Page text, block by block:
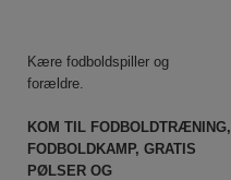
Kære fodboldspiller og
forældre.
KOM TIL FODBOLDTRÆNING,
FODBOLDKAMP, GRATIS
PØLSER OG